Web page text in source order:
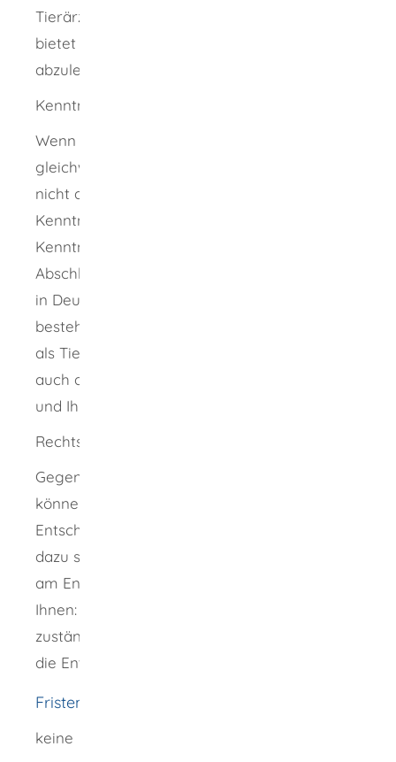
Tierärztin arbeiten. Die zuständige Stelle
bietet Ihnen aber an, eine Kenntnisprüfung
abzulegen.
Kenntnisprüfung
Wenn Ihre Berufsqualifikation nicht
gleichwertig ist und Sie die Unterschiede
nicht ausgleichen können, können Sie eine
Kenntnisprüfung ablegen. Die
Kenntnisprüfung orientiert sich an der
Abschlussprüfung als Tierarzt oder Tierärztin
in Deutschland. Wenn Sie die Kenntnisprüfung
bestehen, erteilt man Ihnen die Approbation
als Tierarzt oder Tierärztin. Sie müssen dafür
auch die weiteren Voraussetzungen erfüllen
und Ihre Sprachkenntnisse nachweisen.
Rechtsbehelf
Gegen den Bescheid der zuständigen Stelle
können Sie rechtlich vorgehen. Die
Entscheidung wird dann überprüft. Details
dazu stehen in der Rechtsbehelfsbelehrung
am Ende Ihres Bescheides. Wir empfehlen
Ihnen: Sprechen Sie zuerst mit der
zuständigen Stelle, bevor Sie rechtlich gegen
die Entscheidung vorgehen.
Fristen
keine